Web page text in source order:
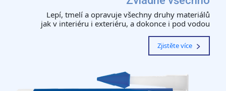
Lepí, tmelí a opravuje všechny druhy materiálů
jak v interiéru i exteriéru, a dokonce i pod vodou
Zjistěte více